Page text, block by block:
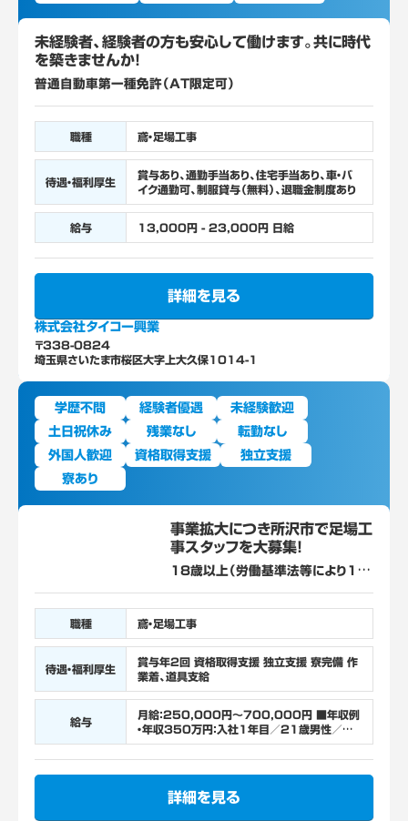
未経験者、経験者の方も安心して働けます。共に時代
を築きませんか！
普通自動車第一種免許（AT限定可）
職種 鳶・足場工事
待遇・福利厚生
賞与あり、通勤手当あり、住宅手当あり、車・バ
イク通勤可、制服貸与（無料）、退職金制度あり
給与 13,000円 - 23,000円 日給
株式会社タイコー興業
〒338-0824
埼玉県さいたま市桜区大字上大久保1014-1
詳細を見る
学歴不問 経験者優遇
未経験歓迎
土日祝休み
残業なし
転勤なし
外国人歓迎
資格取得支援
独立支援
寮あり
事業拡大につき所沢市で足場工
事スタッフを大募集！
18歳以上（労働基準法等により18
職種 鳶・足場工事
待遇・福利厚生
賞与年2回 資格取得支援 独立支援 寮完備 作
業着、道具支給
給与
月給：250,000円～700,000円 ■年収例
・年収350万円：入社1年目／21歳男性／見
習い ・年収450万円：入社2年目／23歳男性
／一般作業員 ・年収520万円：入社3年／30
歳男性／役職：副職長 ・年収830万円：入社
スキル等を考慮し、優遇いたします！
詳細を見る